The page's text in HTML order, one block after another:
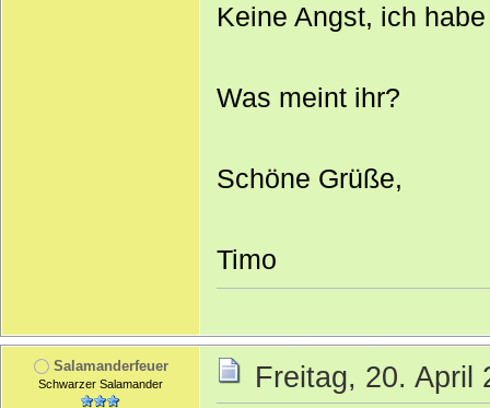
Keine Angst, ich
Was meint ihr?
Schöne Grüße,
Timo
Salamanderfeuer
Schwarzer Salamander Freitag, 20. April